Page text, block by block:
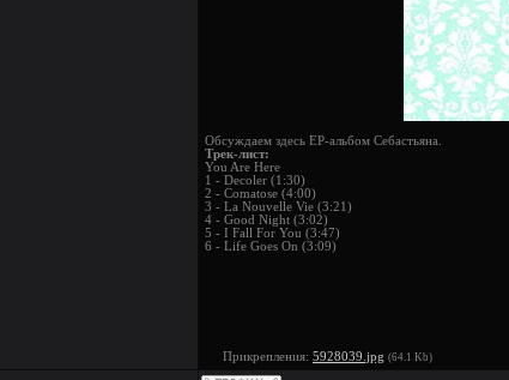
Обсуждаем здесь EP-альбом Себастьяна.
Трек-лист:
You Are Here
1 - Decoler (1:30)
2 - Comatose (4:00)
3 - La Nouvelle Vie (3:21)
4 - Good Night (3:02)
5 - I Fall For You (3:47)
6 - Life Goes On (3:09)
Прикрепления: 5928039.jpg (64.1 Kb)